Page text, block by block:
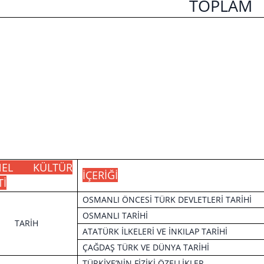
TOPLAM
KÜLTÜR
İÇERİĞİ
TARİH
OSMANLI ÖNCESİ TÜRK DEVLETLERİ TARİHİ
OSMANLI TARİHİ
ATATÜRK İLKELERİ VE İNKILAP TARİHİ
ÇAĞDAŞ TÜRK VE DÜNYA TARİHİ